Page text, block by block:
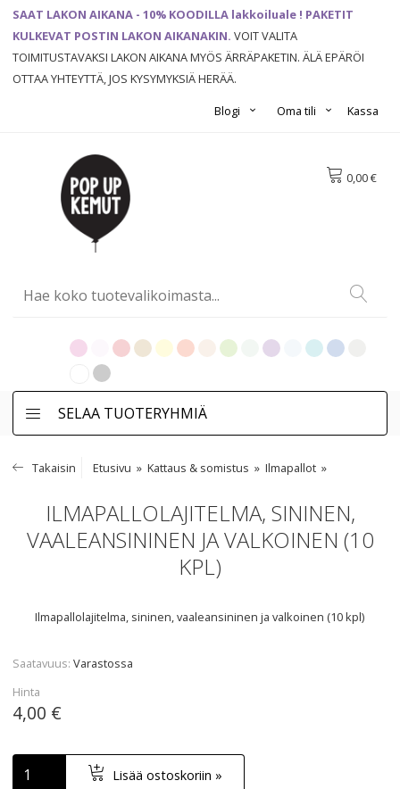
SAAT LAKON AIKANA - 10% KOODILLA lakkoiluale ! PAKETIT
KULKEVAT POSTIN LAKON AIKANAKIN.VOIT VALITA
TOIMITUSTAVAKSI LAKON AIKANA MYÖS ÄRRÄPAKETIN. ÄLÄ EPÄRÖI
OTTAA YHTEYTTÄ, JOS KYSYMYKSIÄ HERÄÄ.
Kassa
Oma tili
Blogi
0,00 €
SELAA TUOTERYHMIÄ
Takaisin Etusivu Kattaus & somistus Ilmapallot
ILMAPALLOLAJITELMA, SININEN,
VAALEANSININEN JA VALKOINEN (10
KPL)
Ilmapallolajitelma, sininen, vaaleansininen ja valkoinen (10 kpl)
Saatavuus Varastossa
Hinta
4,00 €
Lisää ostoskoriin »